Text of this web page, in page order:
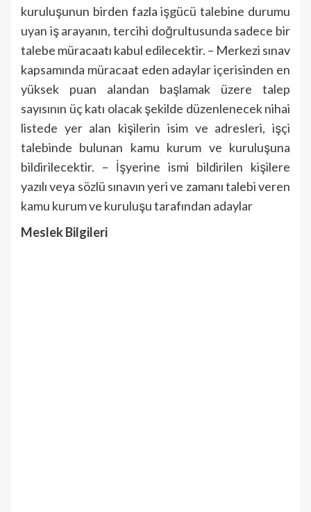
kuruluşunun birden fazla işgücü talebine durumu
uyan iş arayanın, tercihi doğrultusunda sadece bir
talebe müracaatı kabul edilecektir. – Merkezi sınav
kapsamında müracaat eden adaylar içerisinden en
yüksek puan alandan başlamak üzere talep
sayısının üç katı olacak şekilde düzenlenecek nihai
listede yer alan kişilerin isim ve adresleri, işçi
talebinde bulunan kamu kurum ve kuruluşuna
bildirilecektir. – İşyerine ismi bildirilen kişilere
yazılı veya sözlü sınavın yeri ve zamanı talebi veren
kamu kurum ve kuruluşu tarafından adaylar
Meslek Bilgileri